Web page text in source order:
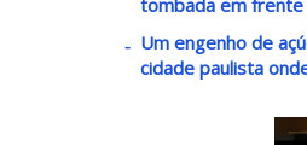
tombada em frente
Um engenho de
cidade paulista